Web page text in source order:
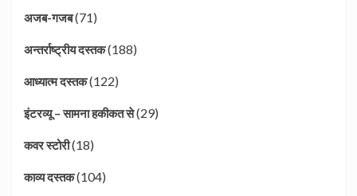
अजब-गजब(71)
अन्तर्राष्ट्रीय दस्तक(188)
आध्यात्म दस्तक(122)
इंटरव्यू – सामना हकीकत से(29)
कवर स्टोरी(18)
काव्य दस्तक(104)